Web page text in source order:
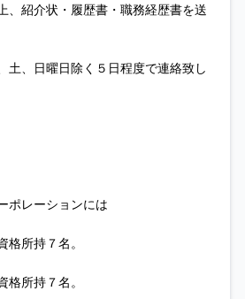
、紹介状・履歴書・職務経歴書を送
土、日曜日除く５日程度で連絡致し
ポレーションには
所持７名。
所持７名。